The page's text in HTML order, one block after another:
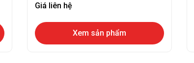
Giá liên hệ
Xem sản phẩm